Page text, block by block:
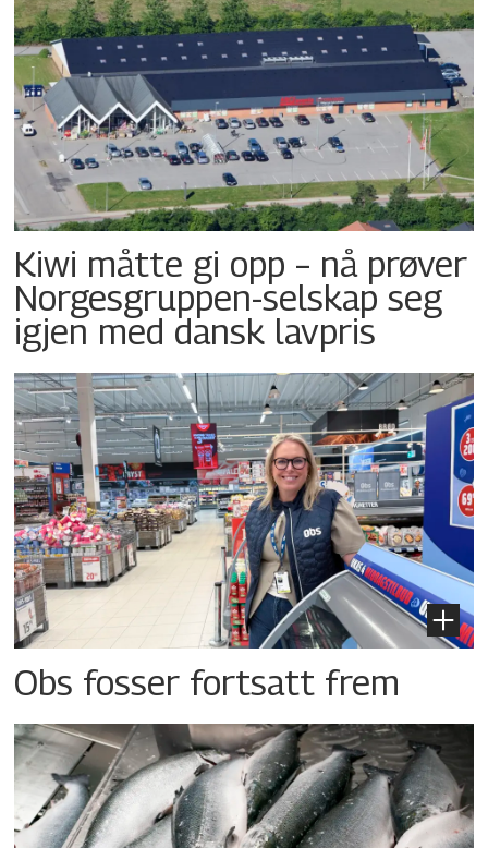
Kiwi måtte gi opp – nå prøver
Norgesgruppen-selskap seg
igjen med dansk lavpris
Obs fosser fortsatt frem